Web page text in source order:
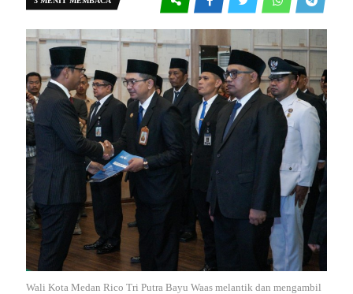
Wali Kota Medan Rico Tri Putra Bayu Waas melantik dan mengambil